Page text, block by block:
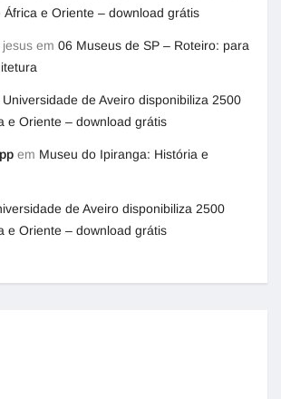
e Oriente – download grátis
em 06 Museus de SP – Roteiro: para
Universidade de Aveiro disponibiliza 2500
e Oriente – download grátis
em Museu do Ipiranga: História e
de Aveiro disponibiliza 2500
e Oriente – download grátis